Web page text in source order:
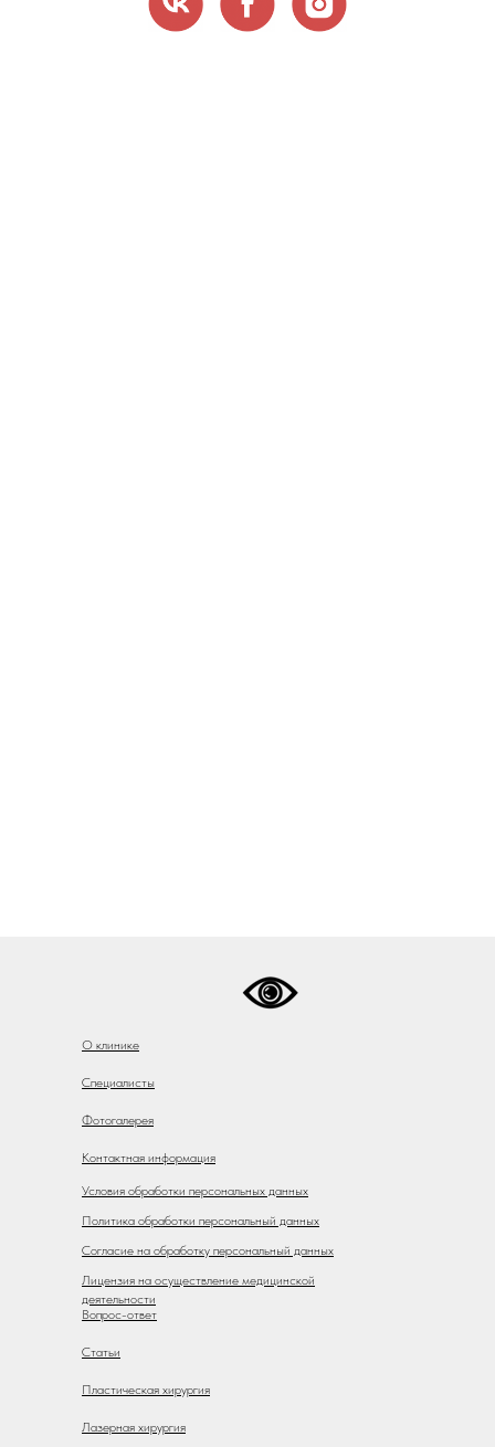
О клинике
Специалисты
Фотогалерея
Контактная информация
Согласие на обработку персональный данных
Политика обработки персональный данных
Условия обработки персональных данных
Вопрос-ответ
Статьи
Лицензия на осуществление медицинской
деятельности
Пластическая хирургия
Лазерная хирургия